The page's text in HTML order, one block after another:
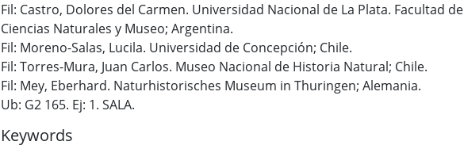
Fil: Castro, Dolores del Carmen. Universidad Nacional de La Plata. Facultad de
Ciencias Naturales y Museo; Argentina.
Fil: Moreno-Salas, Lucila. Universidad de Concepción; Chile.
Fil: Torres-Mura, Juan Carlos. Museo Nacional de Historia Natural; Chile.
Fil: Mey, Eberhard. Naturhistorisches Museum in Thuringen; Alemania.
Ub: G2 165. Ej: 1. SALA.
Keywords